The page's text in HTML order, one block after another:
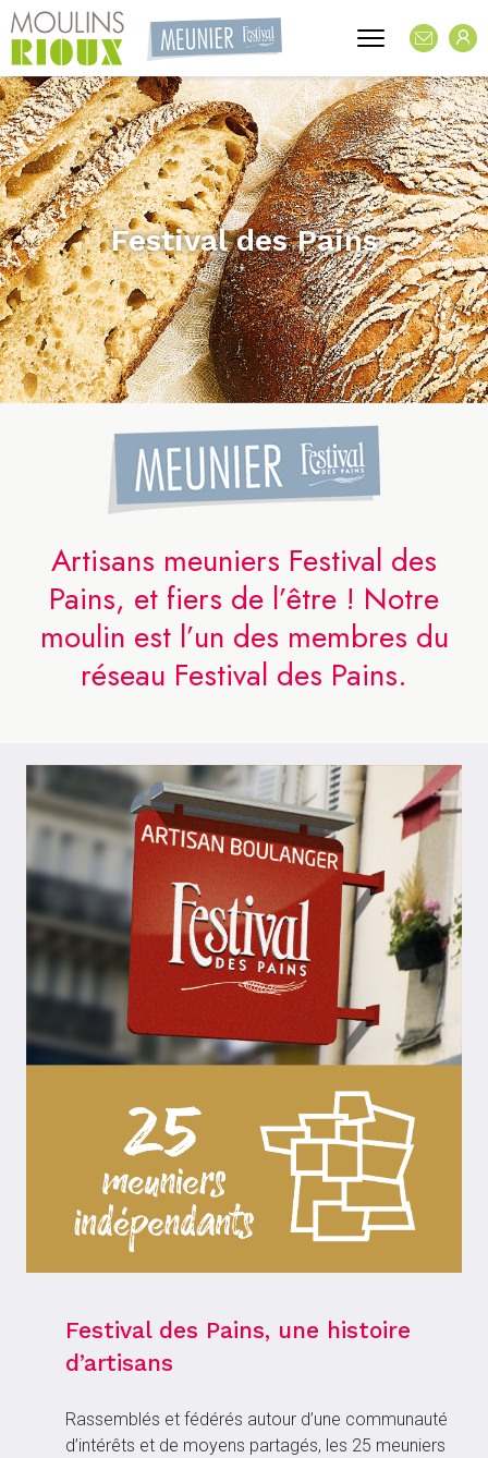
Festival des Pains
Artisans meuniers Festival des
Pains, et fiers de l’être ! Notre
moulin est l’un des membres du
réseau Festival des Pains.
Festival des Pains, une histoire
d’artisans
Rassemblés et fédérés autour d’une communauté
d’intérêts et de moyens partagés, les 25 meuniers